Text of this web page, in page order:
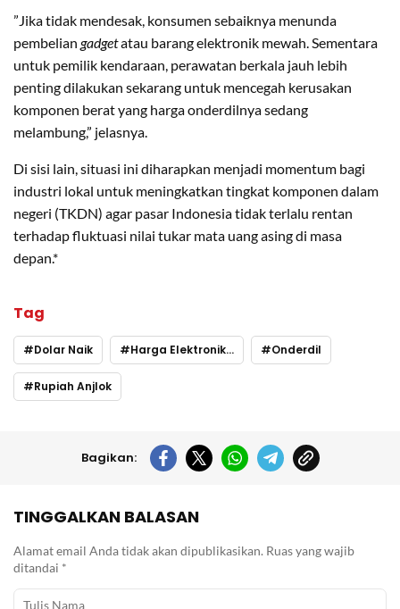
​”Jika tidak mendesak, konsumen sebaiknya menunda
pembelian gadgetatau barang elektronik mewah. Sementara
untuk pemilik kendaraan, perawatan berkala jauh lebih
penting dilakukan sekarang untuk mencegah kerusakan
komponen berat yang harga onderdilnya sedang
melambung,” jelasnya.
​Di sisi lain, situasi ini diharapkan menjadi momentum bagi
industri lokal untuk meningkatkan tingkat komponen dalam
negeri (TKDN) agar pasar Indonesia tidak terlalu rentan
terhadap fluktuasi nilai tukar mata uang asing di masa
depan.*
Tag
Dolar Naik Harga Elektronik Naik Onderdil
Rupiah Anjlok
Bagikan:
TINGGALKAN BALASAN
Alamat email Anda tidak akan dipublikasikan. Ruas yang wajib
ditandai *